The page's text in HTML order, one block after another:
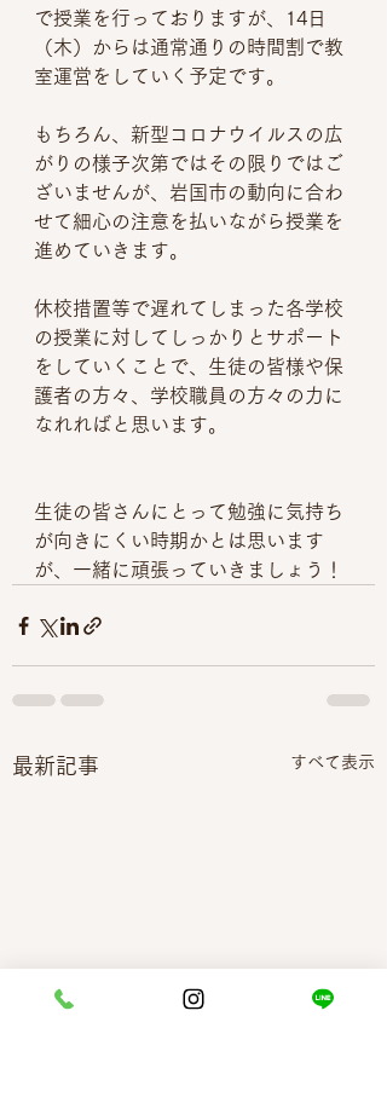
で授業を行っておりますが、14日
（木）からは通常通りの時間割で教
室運営をしていく予定です。
もちろん、新型コロナウイルスの広
がりの様子次第ではその限りではご
ざいませんが、岩国市の動向に合わ
せて細心の注意を払いながら授業を
進めていきます。
休校措置等で遅れてしまった各学校
の授業に対してしっかりとサポート
をしていくことで、生徒の皆様や保
護者の方々、学校職員の方々の力に
なれればと思います。
生徒の皆さんにとって勉強に気持ち
が向きにくい時期かとは思います
が、一緒に頑張っていきましょう！
最新記事 すべて表示